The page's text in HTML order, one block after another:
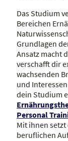
Das Studium
Bereichen
Grundlagen
Ansatz macht
verschafft dir
wachsenden
und
dein Studium
Personal
Mit ihnen
beruflichen